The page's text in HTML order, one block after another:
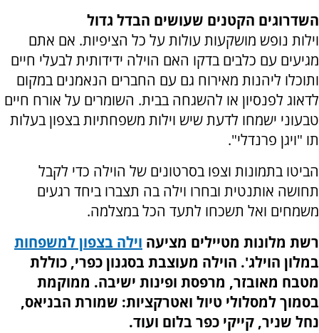
השדרוגים הקטנים שעושים הבדל גדול
וילות נופש מושקעות עולות על כל הציפיות. אם אתם
מגיעים עם כלבים בדקו האם הוילה ידידותית לבעלי חיים
ותוכלו ליהנות מאירוח גם עם החברים הנאמנים במקום
לדאוג לפנסיון או להשגחה בבית. השומרים על אורח חיים
טבעוני ישמחו לדעת שיש וילות משפחתיות בצפון בעלות
תו "ויגן פרנדלי".
הביטו בתמונות וצפו בסרטונים של הוילה כדי לקבל
תחושה אותנטית ובחרו וילה בה תצברו ביחד רגעים
משמחים ואל תשכחו לתעד הכל במצלמה.
רשת מלונות מטיילים מציעה וילה בצפון למשפחות
במלון הוילג'. הוילה מעוצבת בסגנון כפרי, כוללת
מטבח מאובזר, מרפסת ופינות ישיבה. ממוקמת
בסמוך למסלולי טיול ואטרקציות: שמורת הבניאס,
נחל שניר, קייקי כפר בלום ועוד.